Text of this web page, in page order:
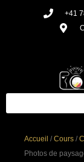
+41
Accueil / Cours /
Photos de